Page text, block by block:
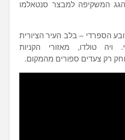
המשקיפה למבצר סנטאלמו
הספרדי – בלב העיר הציורית
ויה טולדו, מאזורי הקניות
רק צעדים ספורים מהמקום.